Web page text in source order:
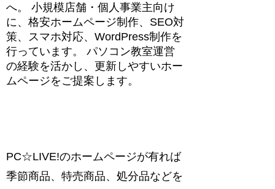
へ。 小規模店舗・個人事業主向け
に、格安ホームページ制作、SEO対
策、スマホ対応、WordPress制作を
行っています。 パソコン教室運営
の経験を活かし、更新しやすいホー
ムページをご提案します。
PC☆LIVE!のホームページが有れば
季節商品、特売商品、処分品などを